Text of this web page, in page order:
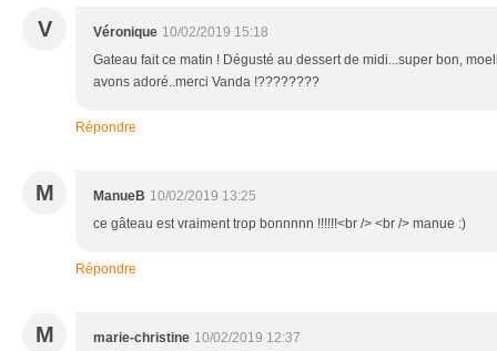
V Véronique 10/02/2019 15:18
Gateau fait ce matin ! Dégusté au dessert de midi...super bon,
avons adoré..merci Vanda !????????
Répondre
M ManueB 10/02/2019 13:25
ce gâteau est vraiment trop bonnnnn !!!!!!<br /> <br /> manue :)
Répondre
M marie-christine 10/02/2019 12:37